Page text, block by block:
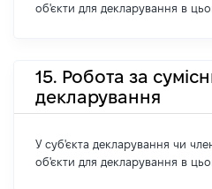
об'єкти для декларування в
15. Робота за
декларування
У суб'єкта декларування чи
об'єкти для декларування в